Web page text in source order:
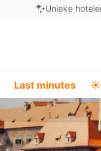
Unieke
Last minutes ☀️